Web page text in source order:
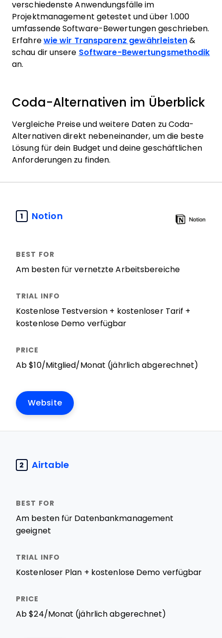
verschiedenste Anwendungsfälle im
Projektmanagement getestet und über 1.000
umfassende Software-Bewertungen geschrieben.
Erfahre wie wir Transparenz gewährleisten &
schau dir unsere Software-Bewertungsmethodik
an.
Coda-Alternativen im Überblick
Vergleiche Preise und weitere Daten zu Coda-
Alternativen direkt nebeneinander, um die beste
Lösung für dein Budget und deine geschäftlichen
Anforderungen zu finden.
1 Notion
Am besten für vernetzte Arbeitsbereiche
Kostenlose Testversion + kostenloser Tarif +
kostenlose Demo verfügbar
Ab $10/Mitglied/Monat (jährlich abgerechnet)
Website
2 Airtable
Am besten für Datenbankmanagement
geeignet
Kostenloser Plan + kostenlose Demo verfügbar
Ab $24/Monat (jährlich abgerechnet)